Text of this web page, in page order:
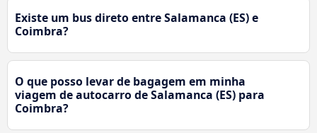
Existe um bus direto entre Salamanca (ES) e
Coimbra?
O que posso levar de bagagem em minha
viagem de autocarro de Salamanca (ES) para
Coimbra?